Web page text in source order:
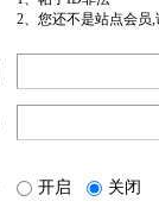
2、您还不是站点会员
开启 关闭